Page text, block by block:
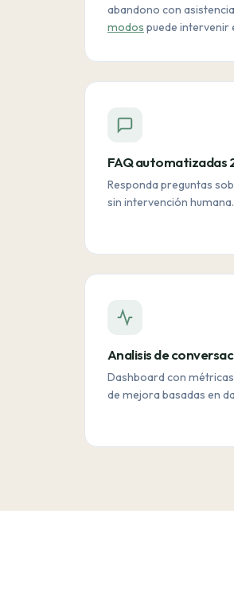
abandono con
modos puede intervenir
FAQ automatizadas
Responda preguntas
sin intervención humana.
Analisis de
Dashboard con
de mejora basadas en